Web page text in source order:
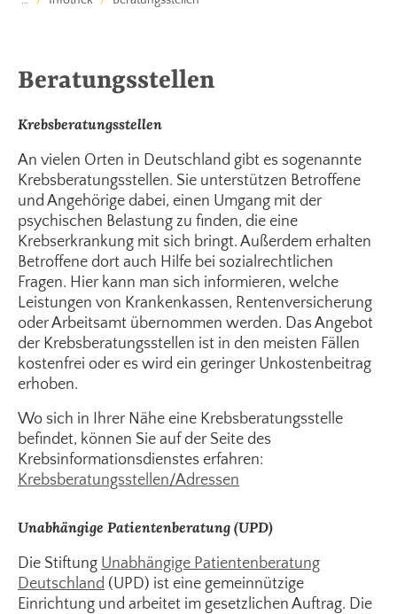
Beratungsstellen
Krebsberatungsstellen
An vielen Orten in Deutschland gibt es sogenannte
Krebsberatungsstellen. Sie unterstützen Betroffene
und Angehörige dabei, einen Umgang mit der
psychischen Belastung zu finden, die eine
Krebserkrankung mit sich bringt. Außerdem erhalten
Betroffene dort auch Hilfe bei sozialrechtlichen
Fragen. Hier kann man sich informieren, welche
Leistungen von Krankenkassen, Rentenversicherung
oder Arbeitsamt übernommen werden. Das Angebot
der Krebsberatungsstellen ist in den meisten Fällen
kostenfrei oder es wird ein geringer Unkostenbeitrag
erhoben.
Wo sich in Ihrer Nähe eine Krebsberatungsstelle
befindet, können Sie auf der Seite des
Krebsinformationsdienstes erfahren:
Krebsberatungsstellen/Adressen
Unabhängige Patientenberatung (UPD)
Die Stiftung Unabhängige Patientenberatung
Deutschland (UPD) ist eine gemeinnützige
Einrichtung und arbeitet im gesetzlichen Auftrag. Die